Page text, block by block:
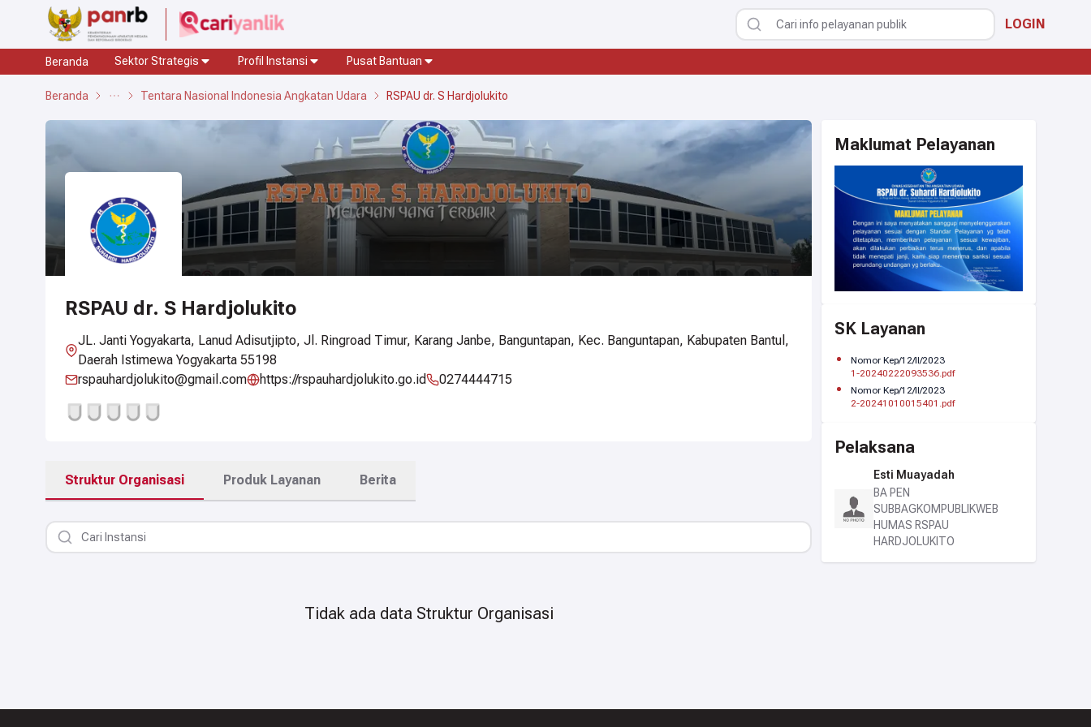
LOGIN
Beranda Sektor Strategis Profil Instansi Pusat Bantuan
Beranda Tentara Nasional Indonesia Angkatan Udara RSPAU dr. S Hardjolukito
RSPAU dr. S Hardjolukito
JL. Janti Yogyakarta, Lanud Adisutjipto, Jl. Ringroad Timur, Karang Janbe, Banguntapan, Kec. Banguntapan, Kabupaten Bantul,
Daerah Istimewa Yogyakarta 55198
rspauhardjolukito@gmail.com
https://rspauhardjolukito.go.id 0274444715
Struktur Organisasi Produk Layanan Berita
Tidak ada data Struktur Organisasi
Maklumat Pelayanan
SK Layanan
Nomor Kep/12/II/2023
1-20240222093536.pdf
Nomor Kep/12/II/2023
2-20241010015401.pdf
Pelaksana
Esti Muayadah
BA PEN
SUBBAGKOMPUBLIKWEB
HUMAS RSPAU
HARDJOLUKITO